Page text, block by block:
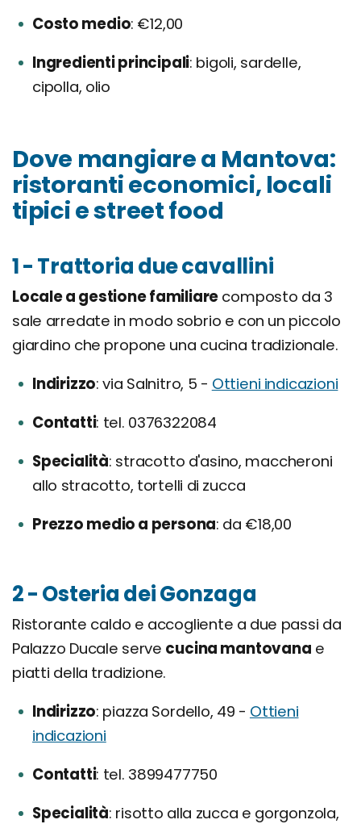
Costo medio €12,00
Ingredienti principali bigoli, sardelle,
cipolla, olio
Dove mangiare a Mantova:
ristoranti economici, locali
tipici e street food
1 - Trattoria due cavallini
Locale a gestione familiare composto da 3
sale arredate in modo sobrio e con un piccolo
giardino che propone una cucina tradizionale.
Indirizzo via Salnitro, 5 - Ottieni indicazioni
Contatti tel. 0376322084
Specialità stracotto d'asino, maccheroni
allo stracotto, tortelli di zucca
Prezzo medio a persona da €18,00
2 - Osteria dei Gonzaga
Ristorante caldo e accogliente a due passi da
Palazzo Ducale serve cucina mantovana e
piatti della tradizione.
Indirizzo piazza Sordello, 49 - Ottieni
indicazioni
Contatti tel. 3899477750
Specialità risotto alla zucca e gorgonzola,